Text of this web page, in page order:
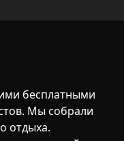
бесплатными
Мы собрали
отдыха.